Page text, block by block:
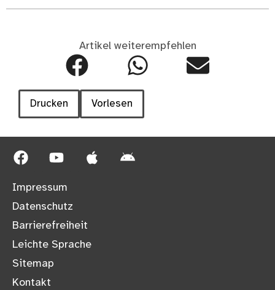
Artikel weiterempfehlen
Drucken Vorlesen
Impressum
Datenschutz
Barrierefreiheit
Leichte Sprache
Sitemap
Kontakt